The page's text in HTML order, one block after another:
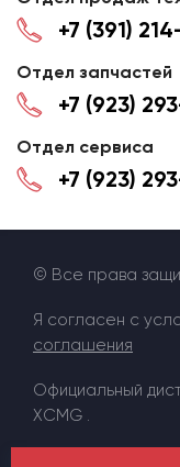
+7 (391)
Отдел запчастей
+7 (923)
Отдел сервиса
+7 (923)
© Все права
Я согласен с
соглашения
Официальный
XCMG .